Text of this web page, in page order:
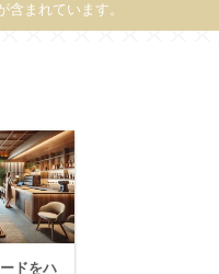
まれています。
ドをハ